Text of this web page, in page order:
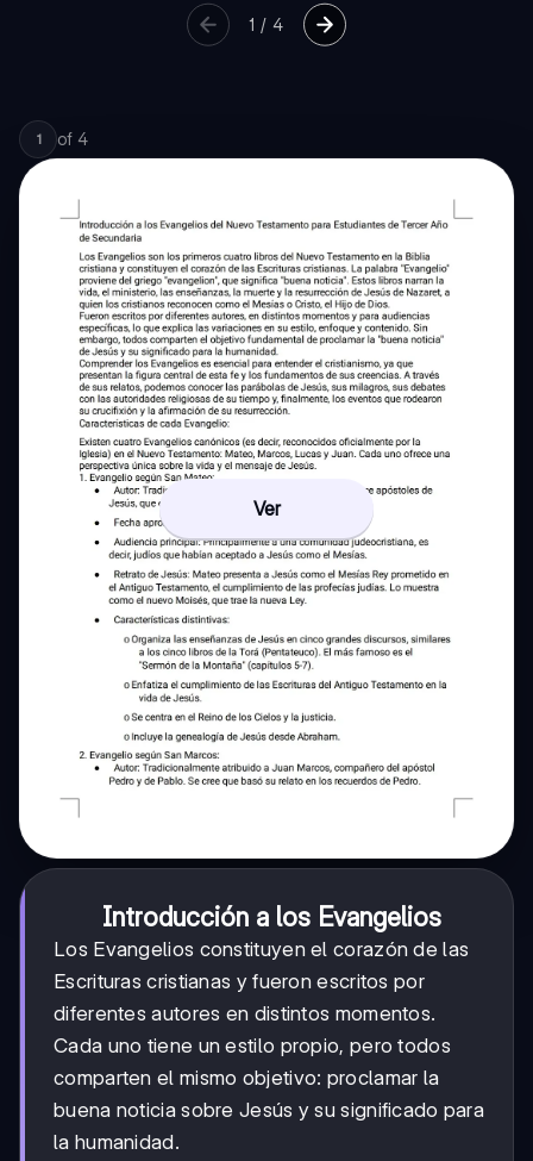
1 /4
1 of 4
Ver
Introducción a los Evangelios
Los Evangelios constituyen el corazón de las
Escrituras cristianas y fueron escritos por
diferentes autores en distintos momentos.
Cada uno tiene un estilo propio, pero todos
comparten el mismo objetivo: proclamar la
buena noticia sobre Jesús y su significado para
la humanidad.